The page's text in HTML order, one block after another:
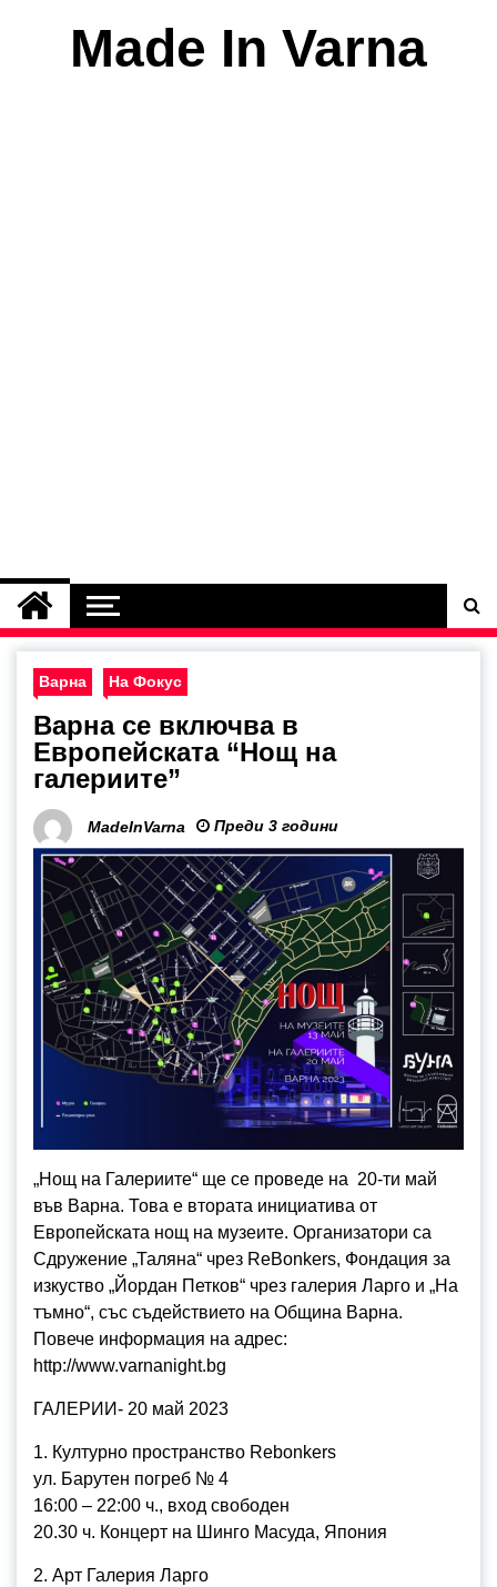
Made In Varna
Варна На Фокус
Варна се включва в
Европейската “Нощ на
галериите”
MadeInVarna Преди 3 години
„Нощ на Галериите“ ще се проведе на 20-ти май
във Варна. Това е втората инициатива от
Европейската нощ на музеите. Организатори са
Сдружение „Таляна“ чрез ReBonkers, Фондация за
изкуство „Йордан Петков“ чрез галерия Ларго и „На
тъмно“, със съдействието на Община Варна.
Повече информация на адрес:
http://www.varnanight.bg
ГАЛЕРИИ- 20 май 2023
1. Културно пространство Rebonkers
ул. Барутен погреб № 4
16:00 – 22:00 ч., вход свободен
20.30 ч. Концерт на Шинго Масуда, Япония
2. Арт Галерия Ларго